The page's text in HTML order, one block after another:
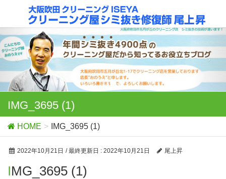
IMG_3695 (1)
HOME IMG_3695 (1)
2022年10月21日 / 最終更新日 : 2022年10月21日 尾上昇
IMG_3695 (1)